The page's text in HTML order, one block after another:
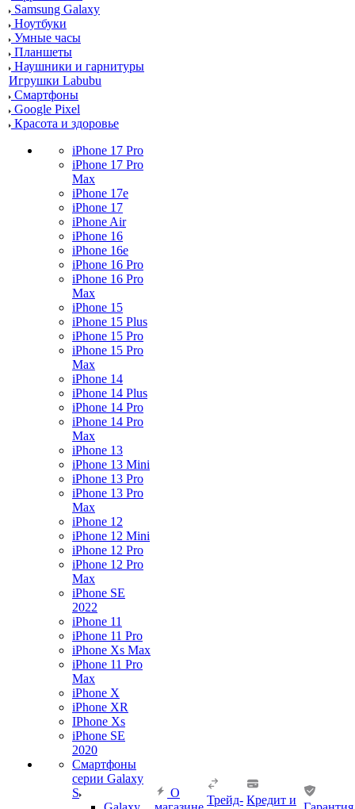
Samsung Galaxy
Ноутбуки
Умные часы
Планшеты
Наушники и гарнитуры
Игрушки Labubu
Смартфоны
Google Pixel
Красота и здоровье
iPhone 17 Pro
iPhone 17 Pro
Max
iPhone 17e
iPhone 17
iPhone Air
iPhone 16
iPhone 16e
iPhone 16 Pro
iPhone 16 Pro
Max
iPhone 15
iPhone 15 Plus
iPhone 15 Pro
iPhone 15 Pro
Max
iPhone 14
iPhone 14 Plus
iPhone 14 Pro
iPhone 14 Pro
Max
iPhone 13
iPhone 13 Mini
iPhone 13 Pro
iPhone 13 Pro
Max
iPhone 12
iPhone 12 Mini
iPhone 12 Pro
iPhone 12 Pro
Max
iPhone SE
2022
iPhone 11
iPhone 11 Pro
iPhone Xs Max
iPhone 11 Pro
Max
iPhone X
iPhone XR
IPhone Xs
iPhone SE
2020
Смартфоны
серии Galaxy
S
О
Трейд- Кредит и